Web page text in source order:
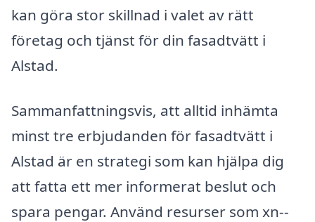
kan göra stor skillnad i valet av rätt
företag och tjänst för din fasadtvätt i
Alstad.
Sammanfattningsvis, att alltid inhämta
minst tre erbjudanden för fasadtvätt i
Alstad är en strategi som kan hjälpa dig
att fatta ett mer informerat beslut och
spara pengar. Använd resurser som xn--